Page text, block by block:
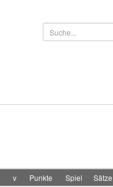
v Punkte Spiel Sätze